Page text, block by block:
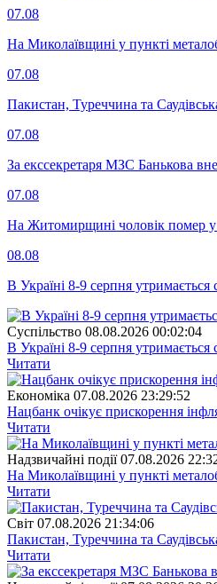
07.08
На Миколаївщині у пункті
07.08
Пакистан, Туреччина та
07.08
За екссекретаря МЗС Банькова
07.08
На Житомирщині чоловік помер у
08.08
В Україні 8-9 серпня утримається
Суспiльство 08.08.2026 00:02:04
В Україні 8-9 серпня утримається
Читати
Економіка 07.08.2026 23:29:52
Нацбанк очікує прискорення
Читати
Надзвичайні події 07.08.2026
На Миколаївщині у пункті
Читати
Свiт 07.08.2026 21:34:06
Пакистан, Туреччина та
Читати